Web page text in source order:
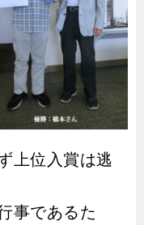
上位入賞は逃
事であるた